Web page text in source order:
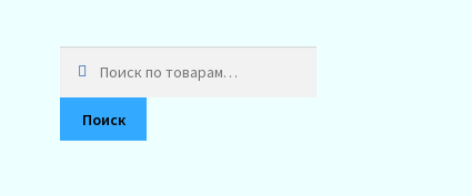
Поиск